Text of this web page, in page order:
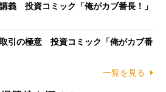
義 投資コミック「俺がカブ番長！」
引の極意 投資コミック「俺がカブ番
一覧を見る